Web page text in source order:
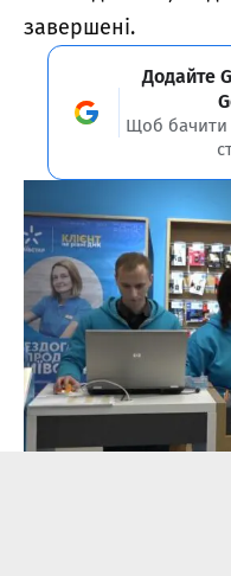
завершені.
Додайте
Щоб бачити